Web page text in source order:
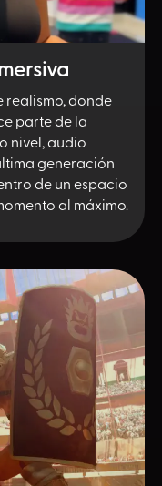
realismo, donde
parte de la
nivel, audio
generación
de un espacio
al máximo.